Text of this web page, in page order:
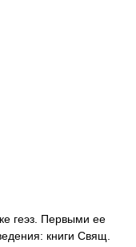
геэз. Первыми ее
книги Свящ.